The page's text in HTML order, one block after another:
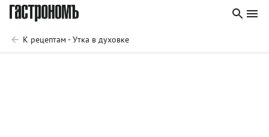
К рецептам - Утка в духовке